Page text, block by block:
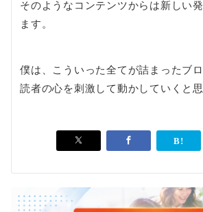
そのようなコンテンツからは新しい
ます。
僕は、こういった全てが詰まったブロ
読者の心を刺激して動かしていくと思